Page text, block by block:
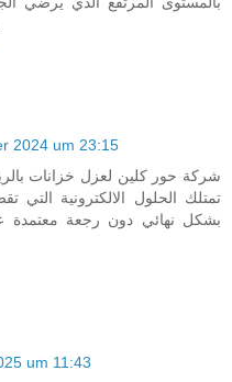
2024 um 23:15
شركة حور كلين لعزل خزانات
تمتلك الحلول الالكترونية
بشكل نهائي دون رجعة معتمدة
um 11:43